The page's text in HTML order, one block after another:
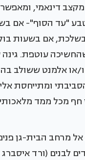
מקצב דינאמי,
"עד הסוף"- אם
בשלכת, אם בשעות
עוטפת. גינה
או אלמנט ששולב
ומתייחסת
מכל ממד
מרחב הבית-גן